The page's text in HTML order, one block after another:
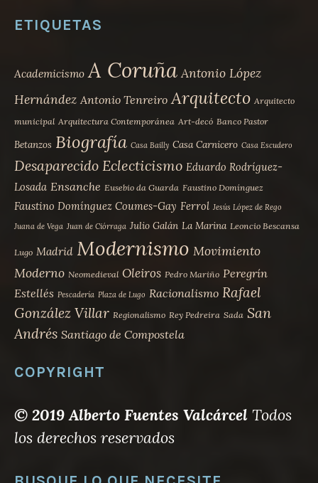
ETIQUETAS
Academicismo A Coruña Antonio López
Hernández Antonio Tenreiro Arquitecto Arquitecto
municipal Arquitectura Contemporánea Art-decó Banco Pastor
Betanzos Biografía Casa Bailly Casa Carnicero Casa Escudero
Desaparecido Eclecticismo Eduardo Rodríguez-
Losada Ensanche Eusebio da Guarda Faustino Domínguez
Faustino Domínguez Coumes-Gay Ferrol Jesús López de Rego
Juana de Vega Juan de Ciórraga Julio Galán La Marina Leoncio Bescansa
Lugo Madrid Modernismo Movimiento
Moderno Neomedieval Oleiros Pedro Mariño Peregrín
Estellés Pescadería Plaza de Lugo Racionalismo Rafael
González Villar Regionalismo Rey Pedreira Sada San
Andrés Santiago de Compostela
COPYRIGHT
© 2019 Alberto Fuentes Valcárcel Todos
los derechos reservados